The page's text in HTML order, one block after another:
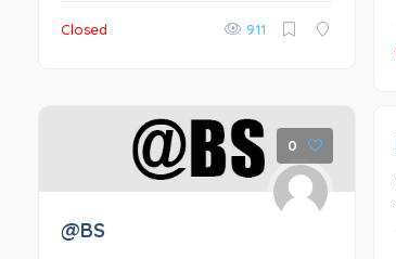
Closed 911
0
@BS